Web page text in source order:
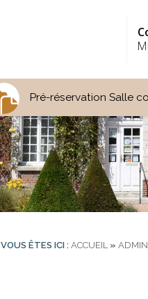
VOUS ÊTES ICI :ACCUEIL»
Pré-réservation Salle